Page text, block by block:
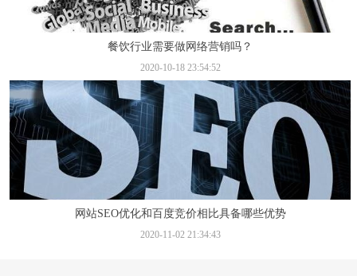
餐饮行业需要做网络营销吗？
2020-10-18 23:54:52
网站SEO优化和百度竞价相比具备哪些优势
2020-11-02 21:34:43